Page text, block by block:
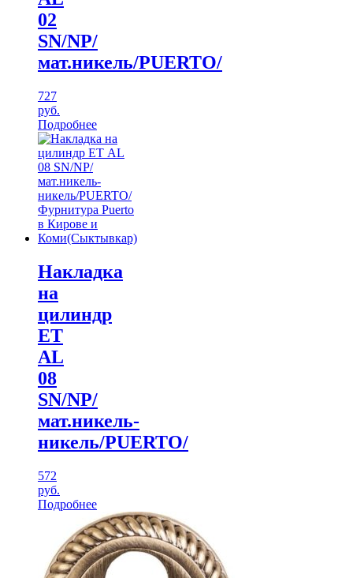
02
SN/NР/
мат.никель/PUERTO/
727
руб.
Подробнее
Накладка
на
цилиндр
ЕТ
AL
08
SN/NP/
мат.никель-
никель/PUERTO/
572
руб.
Подробнее